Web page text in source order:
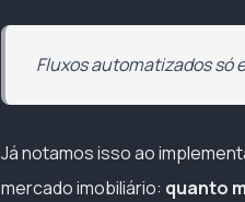
Fluxos automatizados só
Já notamos isso ao
mercado imobiliário: quanto